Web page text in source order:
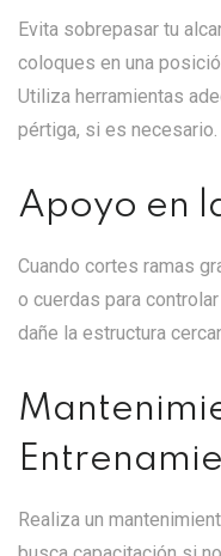
Evita sobrepasar tu
coloques en una
Utiliza herramientas
pértiga, si es necesario.
Apoyo en
Cuando cortes ramas
o cuerdas para
dañe la estructura
Realiza un